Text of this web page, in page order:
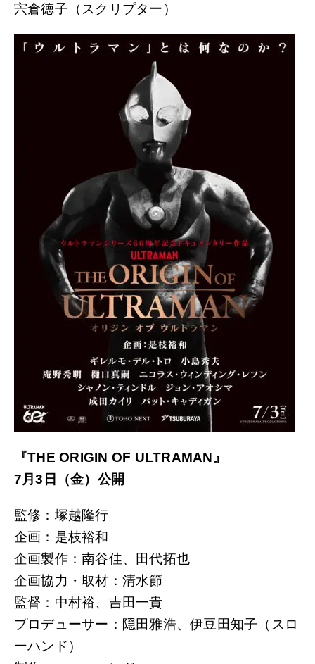
宍倉徳子（スクリプター）
『THE ORIGIN OF ULTRAMAN』
7月3日（金）公開
監修：塚越隆行
企画：是枝裕和
企画製作：南谷佳、田代拓也
企画協力・取材：清水節
監督：中村裕、吉田一貴
プロデューサー：隠田雅浩、伊豆田知子（スロ
ーハンド）